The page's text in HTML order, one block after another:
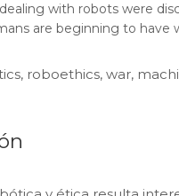
with robots were
are beginning to have
roboethics, war,